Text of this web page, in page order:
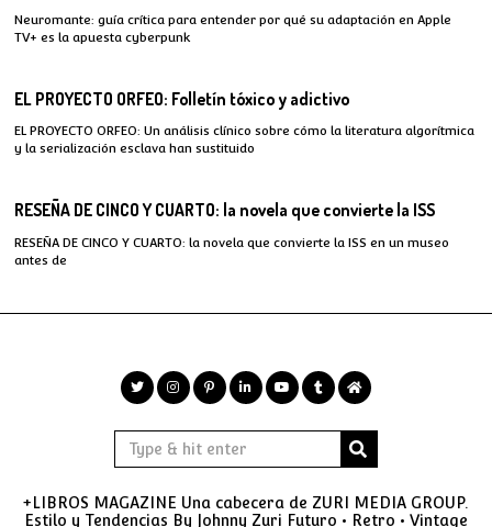
Neuromante: guía crítica para entender por qué su adaptación en Apple
TV+ es la apuesta cyberpunk
EL PROYECTO ORFEO: Folletín tóxico y adictivo
EL PROYECTO ORFEO: Un análisis clínico sobre cómo la literatura algorítmica
y la serialización esclava han sustituido
RESEÑA DE CINCO Y CUARTO: la novela que convierte la ISS
RESEÑA DE CINCO Y CUARTO: la novela que convierte la ISS en un museo
antes de
+LIBROS MAGAZINE Una cabecera de ZURI MEDIA GROUP.
Estilo y Tendencias By Johnny Zuri Futuro • Retro • Vintage